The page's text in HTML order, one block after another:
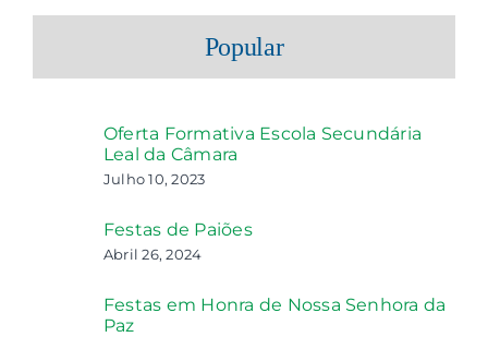
Popular
Oferta Formativa Escola Secundária
Leal da Câmara
Julho 10, 2023
Festas de Paiões
Abril 26, 2024
Festas em Honra de Nossa Senhora da
Paz